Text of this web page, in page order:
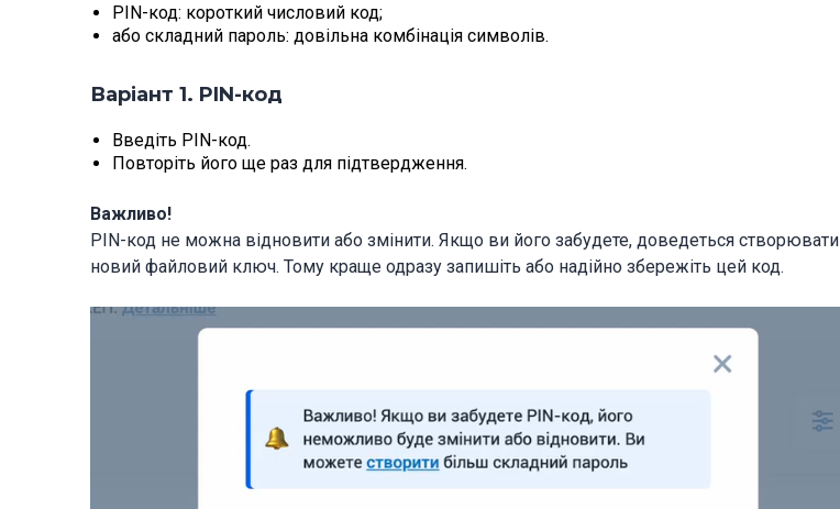
PIN-код: короткий числовий код;
або складний пароль: довільна комбінація символів.
Варіант 1. PIN-код
Введіть PIN-код.
Повторіть його ще раз для підтвердження.
Важливо!
PIN-код не можна відновити або змінити. Якщо ви його забудете, доведеться створювати
новий файловий ключ. Тому краще одразу запишіть або надійно збережіть цей код.